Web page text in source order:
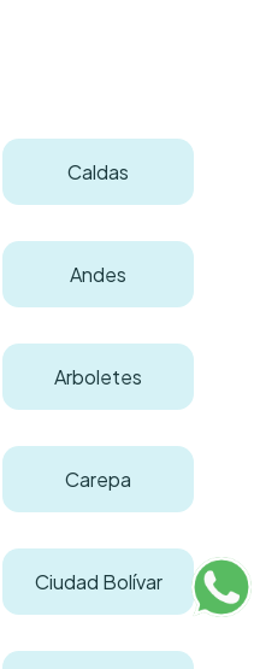
Caldas
Andes
Arboletes
Carepa
Ciudad Bolívar